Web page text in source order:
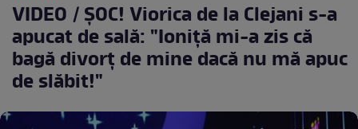
VIDEO / ŞOC! Viorica de la Clejani s-a
apucat de sală: "Ioniţă mi-a zis că
bagă divorţ de mine dacă nu mă apuc
de slăbit!"